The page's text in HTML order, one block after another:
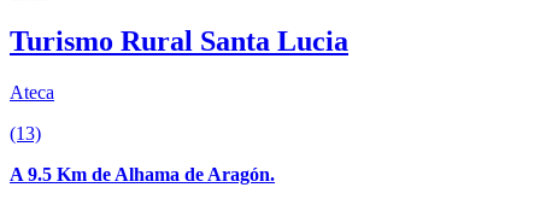
Turismo Rural Santa Lucia
Ateca
(13)
A 9.5 Km de Alhama de Aragón.